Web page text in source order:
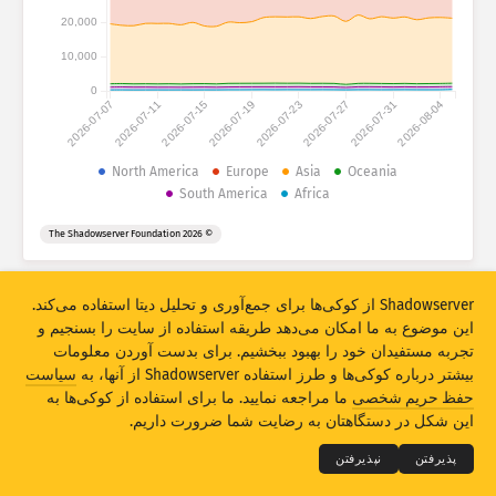
مجموعه دیتا
همپوشانی
به‌روزکردن بازنشانی
دانلود بصورت PNG
2026-07-072026-07-112026-07-152026-07-192026-07-232026-07-272026-07-312026-08-04
0
10,000
20,000
North America Europe Asia
Oceania
South America
Africa
© 2026 The Shadowserver Foundation
© 2026
THE SHADOWSERVER FOUNDATION
حریم شخصی و ضوابط
تماس با ما امتیازات
Shadowserver از کوکی‌ها برای جمع‌آوری و تحلیل دیتا استفاده می‌کند.
این موضوع به ما امکان می‌دهد طریقه استفاده از سایت را بسنجیم و
تجربه مستفیدان خود را بهبود ببخشیم. برای بدست آوردن معلومات
بیشتر درباره کوکی‌ها و طرز استفاده Shadowserver از آنها، به
سیاست
حفظ حریم شخصی ما مراجعه نمایید. ما برای استفاده از کوکی‌ها به
این شکل در دستگاهتان به رضایت شما ضرورت داریم.
پذیرفتن نپذیرفتن